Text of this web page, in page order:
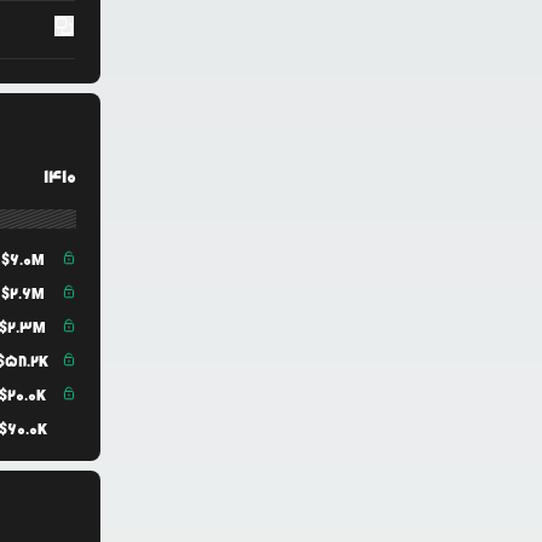
1410
$6.0M
$2.6M
$2.3M
58.2K
$20.0K
$60.0K